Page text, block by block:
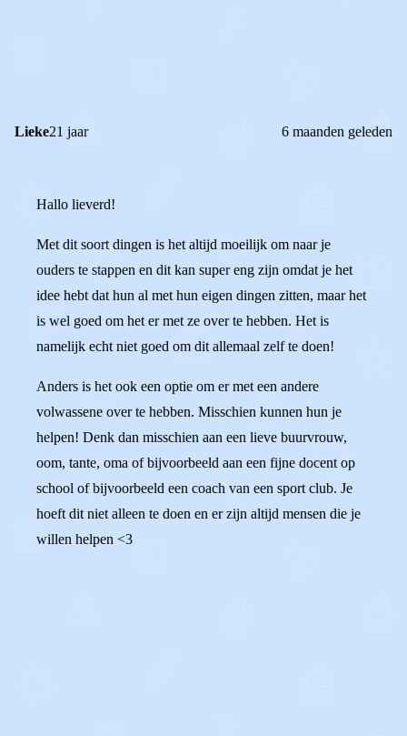
Lieke21 jaar 6 maanden geleden
Hallo lieverd!
Met dit soort dingen is het altijd moeilijk om naar je
ouders te stappen en dit kan super eng zijn omdat je het
idee hebt dat hun al met hun eigen dingen zitten, maar het
is wel goed om het er met ze over te hebben. Het is
namelijk echt niet goed om dit allemaal zelf te doen!
Anders is het ook een optie om er met een andere
volwassene over te hebben. Misschien kunnen hun je
helpen! Denk dan misschien aan een lieve buurvrouw,
oom, tante, oma of bijvoorbeeld aan een fijne docent op
school of bijvoorbeeld een coach van een sport club. Je
hoeft dit niet alleen te doen en er zijn altijd mensen die je
willen helpen <3